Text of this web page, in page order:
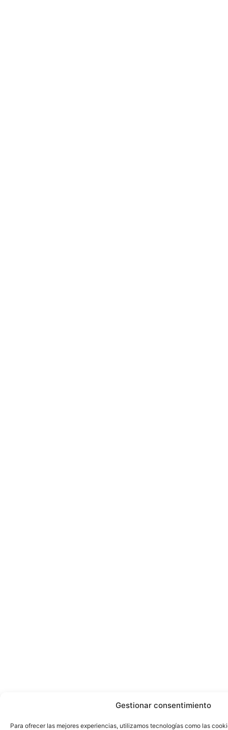
Gestionar consentimiento
Para ofrecer las mejores experiencias, utilizamos tecnologías como las